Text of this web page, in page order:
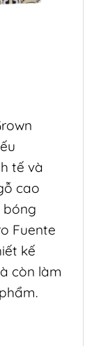
tế và
cao
bóng
Fuente
kế
còn làm